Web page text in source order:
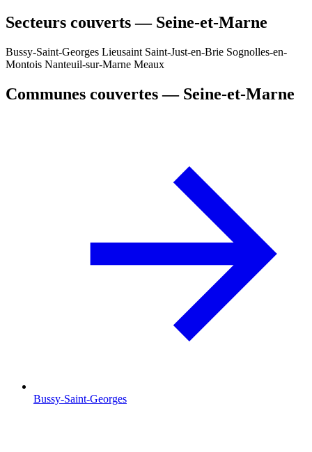
Secteurs couverts — Seine-et-Marne
Bussy-Saint-Georges Lieusaint Saint-Just-en-Brie Sognolles-en-
Montois Nanteuil-sur-Marne Meaux
Communes couvertes — Seine-et-Marne
Bussy-Saint-Georges